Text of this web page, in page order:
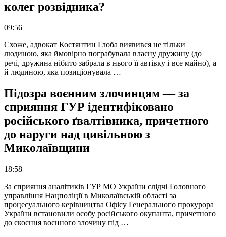
колег розвідника?
09:56
Схоже, адвокат Костянтин Глоба виявився не тільки
людиною, яка ймовірно пограбувала власну дружину (до
речі, дружина нібито забрала в нього її автівку і все майно), а
й людиною, яка позиціонувала …
Підозра воєнним злочинцям — за
сприяння ГУР ідентифіковано
російського ґвалтівника, причетного
до наруги над цивільною з
Миколаївщини
18:58
За сприяння аналітиків ГУР МО України слідчі Головного
управління Нацполіції в Миколаївській області за
процесуального керівництва Офісу Генерального прокурора
України встановили особу російського окупанта, причетного
до скоєння воєнного злочину під …